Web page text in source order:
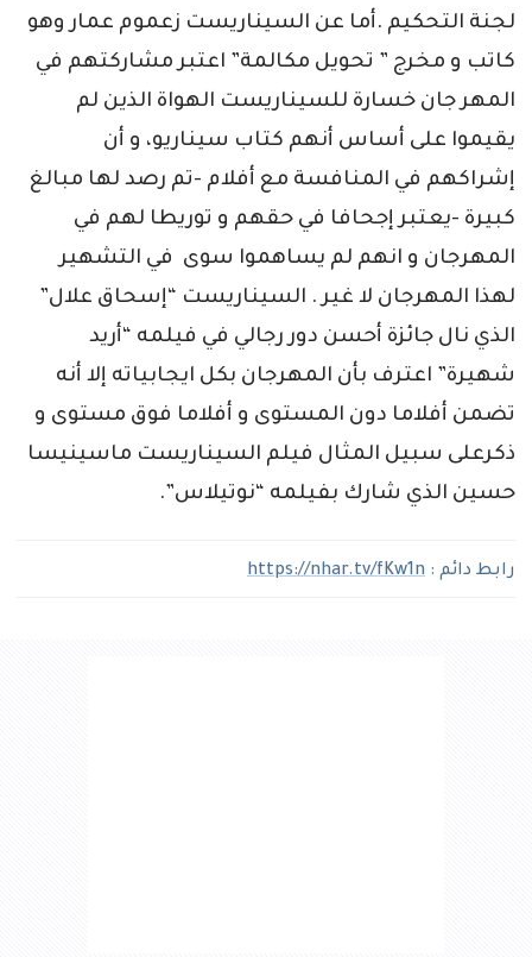
لجنة التحكيم .أما عن السيناريست زعموم عمار وهو
كاتب و مخرج ” تحويل مكالمة” اعتبر مشاركتهم في
المهر جان خسارة للسيناريست الهواة الذين لم
يقيموا على أساس أنهم كتاب سيناريو، و أن
إشراكهم في المنافسة مع أفلام -تم رصد لها مبالغ
كبيرة -يعتبر إجحافا في حقهم و توريطا لهم في
المهرجان و انهم لم يساهموا سوى في التشهير
لهذا المهرجان لا غير . السيناريست “إسحاق علال”
الذي نال جائزة أحسن دور رجالي في فيلمه “أريد
شهيرة” اعترف بأن المهرجان بكل ايجابياته إلا أنه
تضمن أفلاما دون المستوى و أفلاما فوق مستوى و
ذكرعلى سبيل المثال فيلم السيناريست ماسينيسا
حسين الذي شارك بفيلمه “نوتيلاس”.
رابط دائم : https://nhar.tv/fKw1n